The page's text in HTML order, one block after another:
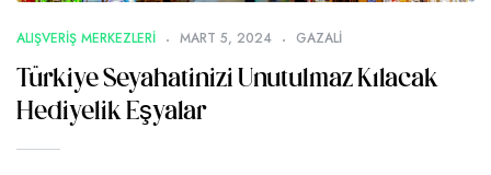
ALIŞVERIŞ MERKEZLERI MART 5, 2024 GAZALI
Türkiye Seyahatinizi Unutulmaz Kılacak
Hediyelik Eşyalar